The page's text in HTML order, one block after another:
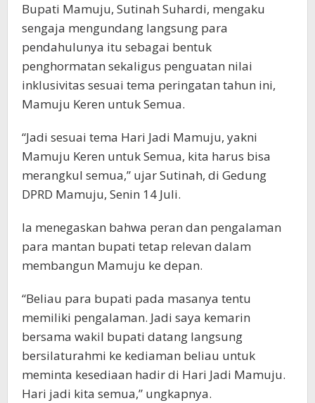
Bupati Mamuju, Sutinah Suhardi, mengaku
sengaja mengundang langsung para
pendahulunya itu sebagai bentuk
penghormatan sekaligus penguatan nilai
inklusivitas sesuai tema peringatan tahun ini,
Mamuju Keren untuk Semua.
“Jadi sesuai tema Hari Jadi Mamuju, yakni
Mamuju Keren untuk Semua, kita harus bisa
merangkul semua,” ujar Sutinah, di Gedung
DPRD Mamuju, Senin 14 Juli.
Ia menegaskan bahwa peran dan pengalaman
para mantan bupati tetap relevan dalam
membangun Mamuju ke depan.
“Beliau para bupati pada masanya tentu
memiliki pengalaman. Jadi saya kemarin
bersama wakil bupati datang langsung
bersilaturahmi ke kediaman beliau untuk
meminta kesediaan hadir di Hari Jadi Mamuju.
Hari jadi kita semua,” ungkapnya.